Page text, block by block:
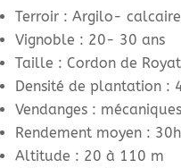
Terroir : Argilo-
Vignoble : 20- 30 ans
Taille : Cordon de Royat
Densité de plantation
Vendanges :
Rendement moyen :
Altitude : 20 à 110 m